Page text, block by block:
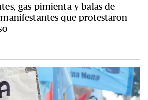
gas pimienta y balas de
que protestaron